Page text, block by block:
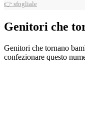
👉 sfogliale
Genitori che
Genitori che tornano
confezionare questo